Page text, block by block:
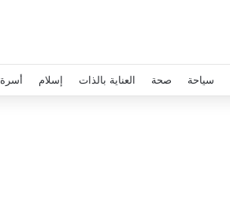
سياحة صحة العناية بالذات إسلام أسرة